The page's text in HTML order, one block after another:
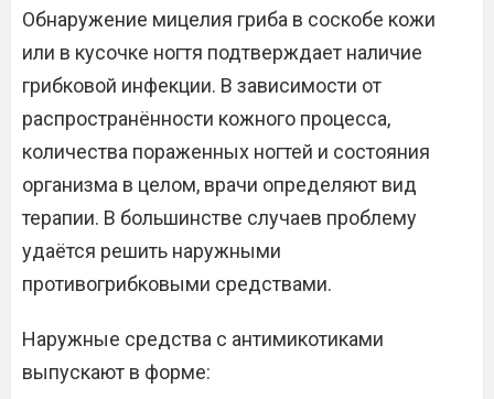
Обнаружение мицелия гриба в соскобе кожи
или в кусочке ногтя подтверждает наличие
грибковой инфекции. В зависимости от
распространённости кожного процесса,
количества пораженных ногтей и состояния
организма в целом, врачи определяют вид
терапии. В большинстве случаев проблему
удаётся решить наружными
противогрибковыми средствами.
Наружные средства с антимикотиками
выпускают в форме: